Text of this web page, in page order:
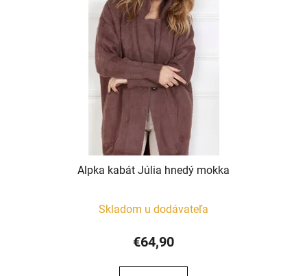
Alpka kabát Júlia hnedý mokka
Skladom u dodávateľa
€64,90